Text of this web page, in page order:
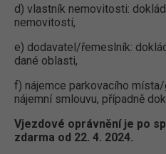
d) vlastník nemovitosti:
nemovitostí,
e) dodavatel/řemeslník:
dané oblasti,
f) nájemce parkovacího
nájemní smlouvu, případně
Vjezdové oprávnění je po
zdarma od 22. 4. 2024.